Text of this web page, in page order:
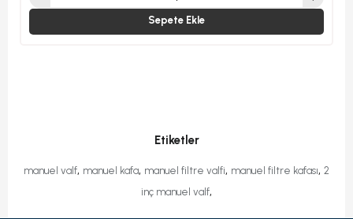
Sepete Ekle
Etiketler
manuel valf, manuel kafa, manuel filtre valfi, manuel filtre kafası, 2
inç manuel valf,